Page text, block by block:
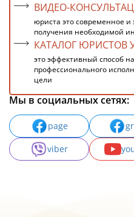
ВИДЕО-
юриста это современное
получения необходимой
КАТАЛОГ ЮРИСТОВ
это эффективный способ
профессионального
цели
Мы в социальных сетях:
page
viber